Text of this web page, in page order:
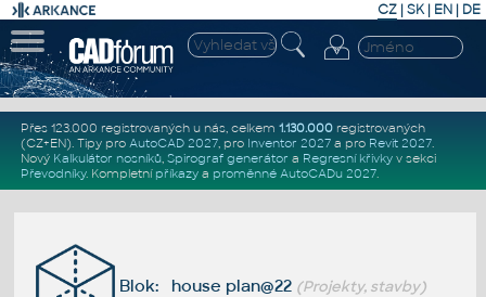
CZ | SK| EN | DE
Přes 123.000 registrovaných u nás, celkem 1.130.000registrovaných
(CZ+EN). Tipy pro AutoCAD 2027, pro Inventor 2027a pro Revit 2027.
Nový Kalkulátor nosníků, Spirograf generátor a Regresní křivkyv sekci
Převodníky. Kompletní příkazya proměnné AutoCADu 2027.
Blok: house plan@22 (Projekty, stavby)